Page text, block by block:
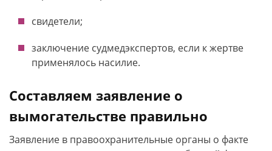
свидетели;
заключение судмедэкспертов, если к жертве
применялось насилие.
Составляем заявление о
вымогательстве правильно
Заявление в правоохранительные органы о факте